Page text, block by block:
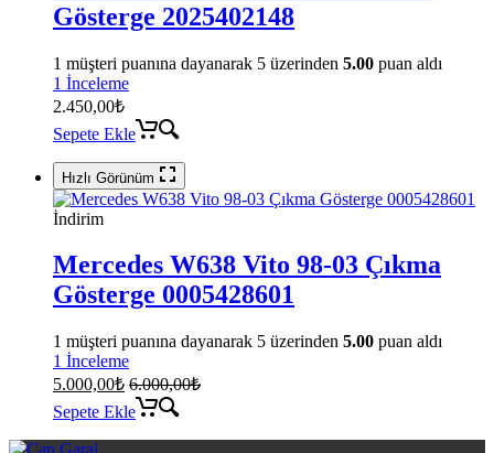
Gösterge 2025402148
1 müşteri puanına dayanarak 5 üzerinden 5.00 puan aldı
1 İnceleme
2.450,00₺
Sepete Ekle
Hızlı Görünüm
İndirim
Mercedes W638 Vito 98-03 Çıkma
Gösterge 0005428601
1 müşteri puanına dayanarak 5 üzerinden 5.00 puan aldı
1 İnceleme
5.000,00₺ 6.000,00₺
Sepete Ekle